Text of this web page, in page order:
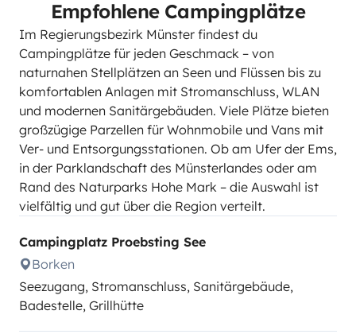
Empfohlene Campingplätze
Im Regierungsbezirk Münster findest du
Campingplätze für jeden Geschmack – von
naturnahen Stellplätzen an Seen und Flüssen bis zu
komfortablen Anlagen mit Stromanschluss, WLAN
und modernen Sanitärgebäuden. Viele Plätze bieten
großzügige Parzellen für Wohnmobile und Vans mit
Ver- und Entsorgungsstationen. Ob am Ufer der Ems,
in der Parklandschaft des Münsterlandes oder am
Rand des Naturparks Hohe Mark – die Auswahl ist
vielfältig und gut über die Region verteilt.
Campingplatz Proebsting See
Borken
Seezugang, Stromanschluss, Sanitärgebäude,
Badestelle, Grillhütte